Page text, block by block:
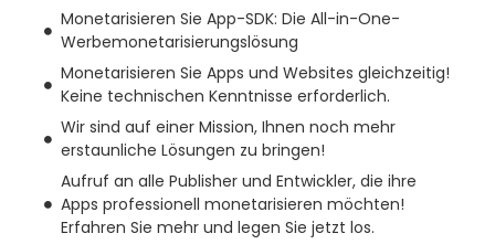
Monetarisieren Sie App-SDK: Die All-in-One-
Werbemonetarisierungslösung
Monetarisieren Sie Apps und Websites gleichzeitig!
Keine technischen Kenntnisse erforderlich.
Wir sind auf einer Mission, Ihnen noch mehr
erstaunliche Lösungen zu bringen!
Aufruf an alle Publisher und Entwickler, die ihre
Apps professionell monetarisieren möchten!
Erfahren Sie mehr und legen Sie jetzt los.